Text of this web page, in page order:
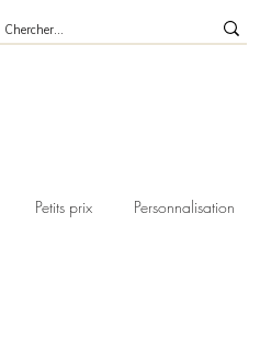
Petits prix Personnalisation